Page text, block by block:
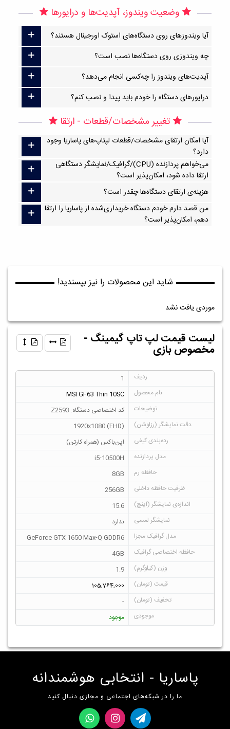
وضعیت ویندوز، آپدیت‌ها و درایورها
آیا ویندوزهای روی دستگاه‌های استوک اورجینال هستند؟
چه ویندوزی روی دستگاه‌ها نصب است؟
آپدیت‌های ویندوز را چه‌کسی انجام می‌دهد؟
درایورهای دستگاه را خودم باید پیدا و نصب کنم؟
تغییر مشخصات/قطعات - ارتقا
آیا امکان ارتقا‌ی مشخصات/قطعات لپتاپ‌های پاساریا وجود
دارد؟
می‌خواهم پردازنده (CPU)/گرافیک/نمایشگر دستگاهی
ارتقا داده شود، امکان‌پذیر است؟
هزینه‌ی ارتقای دستگاه‌ها چقدر است؟
من قصد دارم خودم دستگاه خریداری‌شده از پاساریا را ارتقا
دهم، امکان‌پذیر است؟
شاید این محصولات را نیز بپسندید!
موردی یافت نشد
لیست قیمت لپ تاپ گیمینگ -
مخصوص بازی
1
MSI GF63 Thin 10SC
کد اختصاصی دستگاه: Z2593
1920x1080 (FHD)
اپن‌باکس (همراه کارتن)
i5-10500H
8GB
256GB
15.6
ندارد
GeForce GTX 1650 Max-Q GDDR6
4GB
1.9
105,764,000
-
موجود
پاساریا - انتخابی هوشمندانه
ما را در شبکه‌های اجتماعی و مجازی دنبال کنید